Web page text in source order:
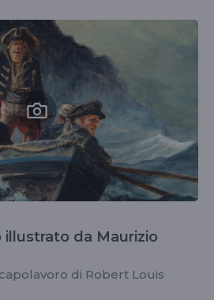
da Maurizio
di Robert Louis